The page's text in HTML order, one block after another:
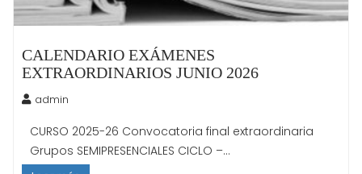
CALENDARIO EXÁMENES
EXTRAORDINARIOS JUNIO 2026
admin
CURSO 2025-26 Convocatoria final extraordinaria
Grupos SEMIPRESENCIALES CICLO –...